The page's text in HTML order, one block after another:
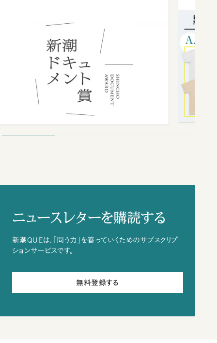
ニュースレターを購読する
新潮QUEは、「問う力」を養っていくためのサブスクリプ
ションサービスです。
無料登録する